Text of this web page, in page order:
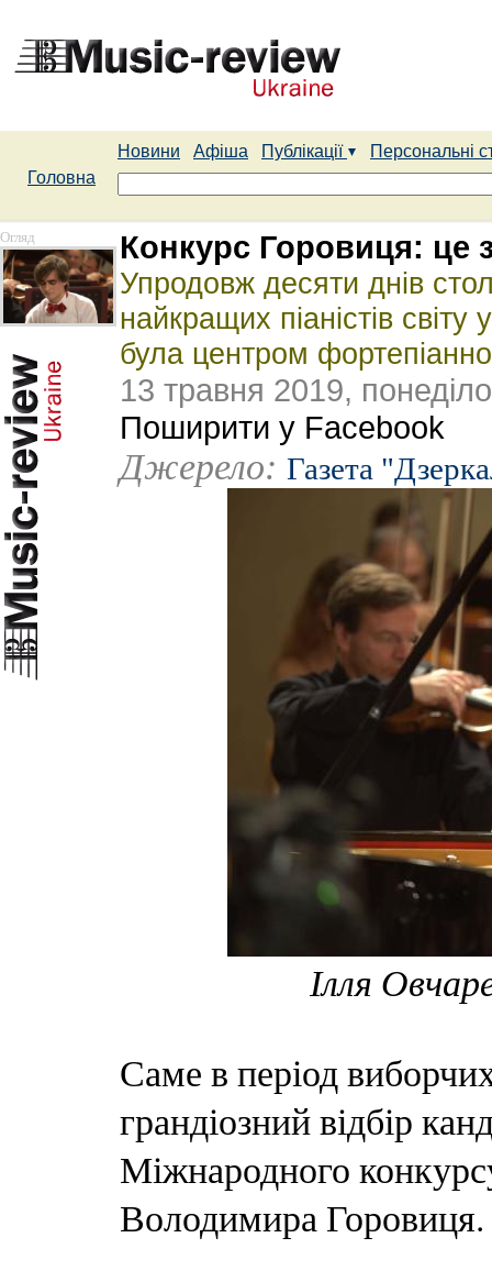
Новини Афіша Публікації
Персональні
Головна
Огляд Конкурс Горовиця: це
Упродовж десяти днів
найкращих піаністів світу
була центром
13 травня 2019,
Поширити у Facebook
Джерело: Газета
Ілля
Саме в період
грандіозний відбір
Міжнародного
Володимира Горовиця.